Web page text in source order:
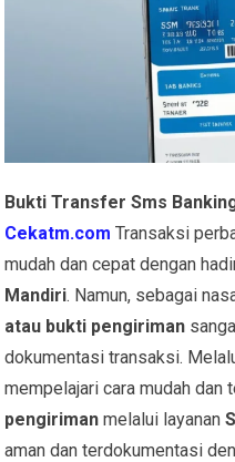
Bukti Transfer Sms
Cekatm.com Transaksi
mudah dan cepat dengan
Mandiri. Namun, sebagai
atau bukti pengiriman
dokumentasi transaksi.
mempelajari cara mudah dan
pengirimanmelalui layanan
aman dan terdokumentasi